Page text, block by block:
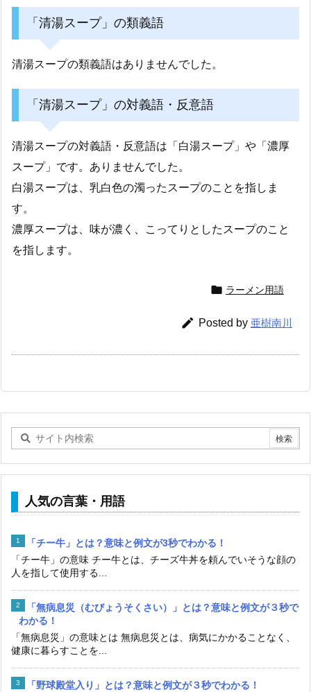
「清湯スープ」の類義語
清湯スープの類義語はありませんでした。
「清湯スープ」の対義語・反意語
清湯スープの対義語・反意語は「白湯スープ」や「濃厚
スープ」です。ありませんでした。
白湯スープは、乳白色の濁ったスープのことを指しま
す。
濃厚スープは、味が濃く、こってりとしたスープのこと
を指します。
 ラーメン用語
 Posted by 亜樹南川
人気の言葉・用語
「チー牛」とは？意味と例文が3秒でわかる！
「チー牛」の意味 チー牛とは、チーズ牛丼を頼んでいそうな顔の
人を指して使用する...
「無病息災（むびょうそくさい）」とは？意味と例文が３秒で
わかる！
「無病息災」の意味とは 無病息災とは、病気にかかることなく、
健康に暮らすことを...
「野球殿堂入り」とは？意味と例文が３秒でわかる！